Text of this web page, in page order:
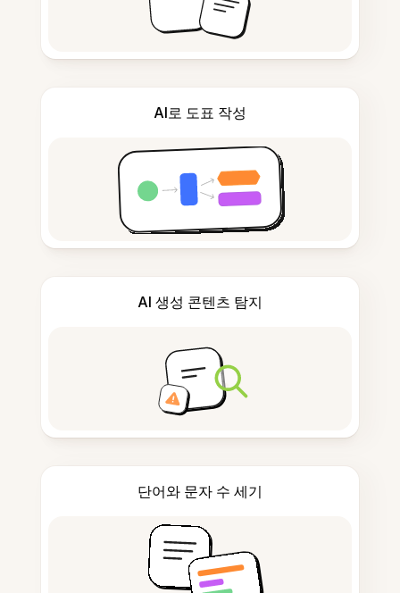
AI로 도표 작성
AI 생성 콘텐츠 탐지
단어와 문자 수 세기